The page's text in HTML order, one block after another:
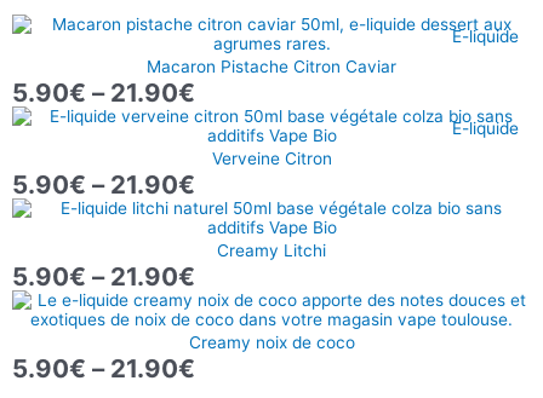
E-liquide
Macaron Pistache Citron Caviar
5.90€ – 21.90€
Plage
prix :
5.90€
à
E-liquide
Verveine Citron
5.90€ – 21.90€
Plage
prix :
5.90€
à
Creamy Litchi
5.90€ – 21.90€
Plage
prix :
5.90€
à
Creamy noix de coco
5.90€ – 21.90€
Plage
de
prix :
5.90€